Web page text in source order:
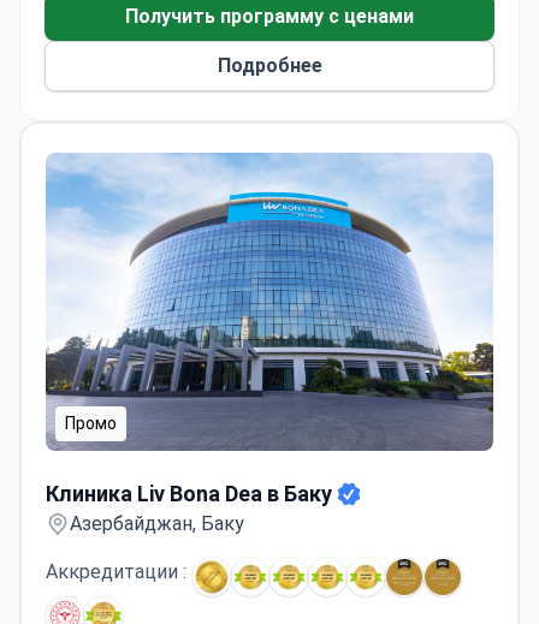
Получить программу с ценами
Подробнее
Промо
Клиника Liv Bona Dea в Баку
Азербайджан, Баку
Аккредитации :